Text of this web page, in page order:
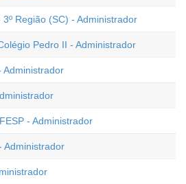
Região (SC) - Administrador
Pedro II - Administrador
Administrador
- Administrador
Administrador